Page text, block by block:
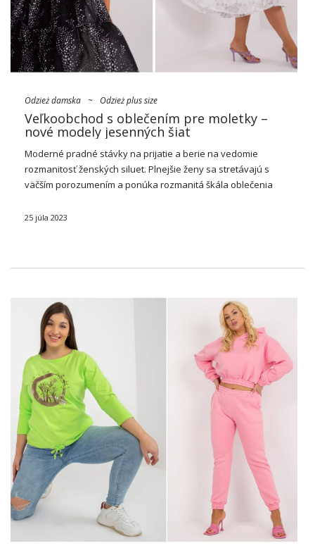
Odzież damska ~ Odzież plus size
Veľkoobchod s oblečením pre moletky –
nové modely jesenných šiat
Moderné pradné stávky na prijatie a berie na vedomie
rozmanitosť ženských siluet. Plnejšie ženy sa stretávajú s
väčším porozumením a ponúka rozmanitá škála oblečenia
veľkostispňa očakávania zákazníkov a ponúka široký výber
25 júla 2023